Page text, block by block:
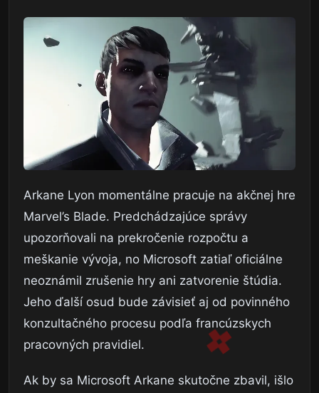
Arkane Lyon momentálne pracuje na akčnej hre
Marvel’s Blade. Predchádzajúce správy
upozorňovali na prekročenie rozpočtu a
meškanie vývoja, no Microsoft zatiaľ oficiálne
neoznámil zrušenie hry ani zatvorenie štúdia.
Jeho ďalší osud bude závisieť aj od povinného
konzultačného procesu podľa francúzskych
pracovných pravidiel.
Ak by sa Microsoft Arkane skutočne zbavil, išlo